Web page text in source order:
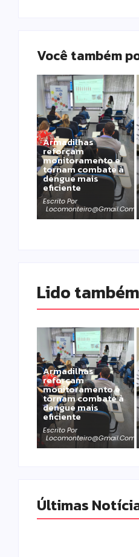
Você também
Armadilhas
reforçam
monitoramento e
tornam combate à
dengue mais
eficiente
Escrito Por
Locomonteiro@gmail.com
Lido também
Armadilhas
reforçam
monitoramento e
tornam combate à
dengue mais
eficiente
Escrito Por
Locomonteiro@gmail.com
Últimas